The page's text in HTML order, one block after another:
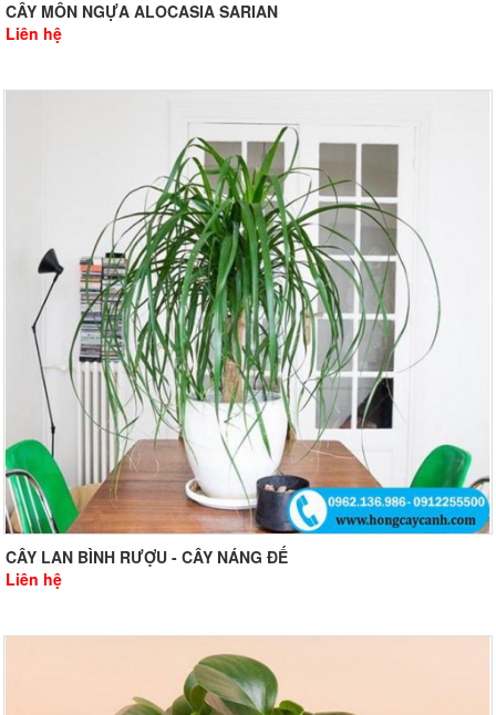
CÂY MÔN NGỰA ALOCASIA SARIAN
Liên hệ
CÂY LAN BÌNH RƯỢU - CÂY NÁNG ĐẾ
Liên hệ